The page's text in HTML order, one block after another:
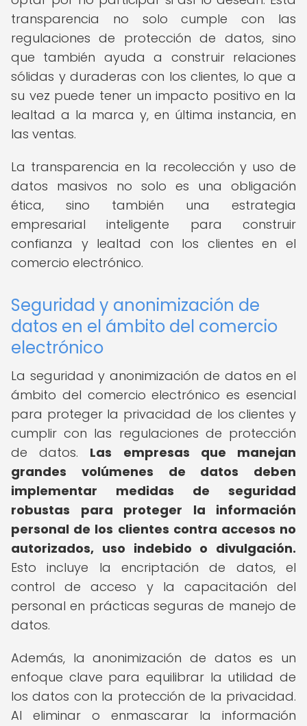
transparencia no solo cumple con las
regulaciones de protección de datos, sino
que también ayuda a construir relaciones
sólidas y duraderas con los clientes, lo que a
su vez puede tener un impacto positivo en la
lealtad a la marca y, en última instancia, en
las ventas.
La transparencia en la recolección y uso de
datos masivos no solo es una obligación
ética, sino también una estrategia
empresarial inteligente para construir
confianza y lealtad con los clientes en el
comercio electrónico.
Seguridad y anonimización de
datos en el ámbito del comercio
electrónico
La seguridad y anonimización de datos en el
ámbito del comercio electrónico es esencial
para proteger la privacidad de los clientes y
cumplir con las regulaciones de protección
de datos. Las empresas que manejan
grandes volúmenes de datos deben
implementar medidas de seguridad
robustas para proteger la información
personal de los clientes contra accesos no
autorizados, uso indebido o divulgación.
Esto incluye la encriptación de datos, el
control de acceso y la capacitación del
personal en prácticas seguras de manejo de
datos.
Además, la anonimización de datos es un
enfoque clave para equilibrar la utilidad de
los datos con la protección de la privacidad.
Al eliminar o enmascarar la información